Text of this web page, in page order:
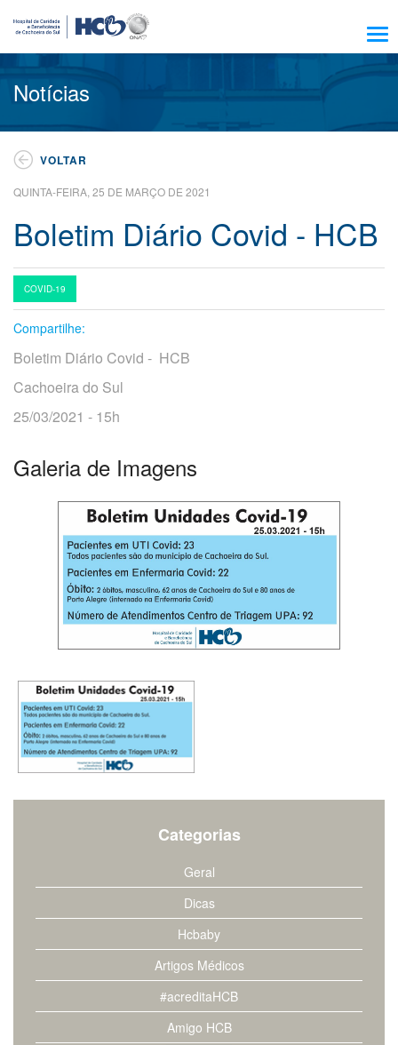
Sobre Nós
Amigo HCB
Notícias
Trabalhe Conosco
Residência, Ensino e Pesquisa
Nossos Serviços
Encontre seu médico
Pacientes e Visitantes
Atendimento
Escola HCB
Resultado de exames
O
procura?
Notícias
VOLTAR
QUINTA-FEIRA, 25 DE MARÇO DE 2021
Boletim Diário Covid - HCB
COVID-19
Compartilhe:
Boletim Diário Covid - HCB
Cachoeira do Sul
25/03/2021 - 15h
Galeria de Imagens
Categorias
Geral
Dicas
Hcbaby
Artigos Médicos
#acreditaHCB
Amigo HCB